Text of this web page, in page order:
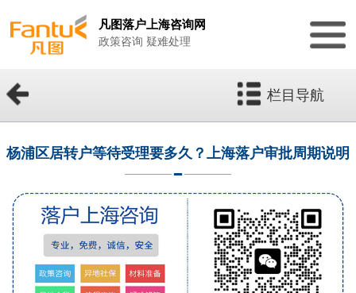
凡图落户上海咨询网
政策咨询 疑难处理
栏目导航
杨浦区居转户等待受理要多久？上海落户审批周期说明